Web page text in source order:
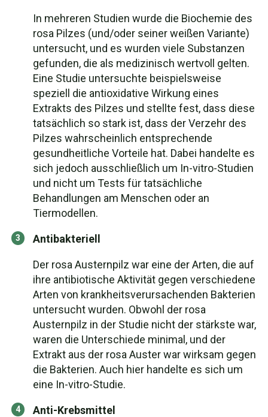
In mehreren Studien wurde die Biochemie des
rosa Pilzes (und/oder seiner weißen Variante)
untersucht, und es wurden viele Substanzen
gefunden, die als medizinisch wertvoll gelten.
Eine Studie untersuchte beispielsweise
speziell die antioxidative Wirkung eines
Extrakts des Pilzes und stellte fest, dass diese
tatsächlich so stark ist, dass der Verzehr des
Pilzes wahrscheinlich entsprechende
gesundheitliche Vorteile hat. Dabei handelte es
sich jedoch ausschließlich um In-vitro-Studien
und nicht um Tests für tatsächliche
Behandlungen am Menschen oder an
Tiermodellen.
Antibakteriell
Der rosa Austernpilz war eine der Arten, die auf
ihre antibiotische Aktivität gegen verschiedene
Arten von krankheitsverursachenden Bakterien
untersucht wurden. Obwohl der rosa
Austernpilz in der Studie nicht der stärkste war,
waren die Unterschiede minimal, und der
Extrakt aus der rosa Auster war wirksam gegen
die Bakterien. Auch hier handelte es sich um
eine In-vitro-Studie.
Anti-Krebsmittel